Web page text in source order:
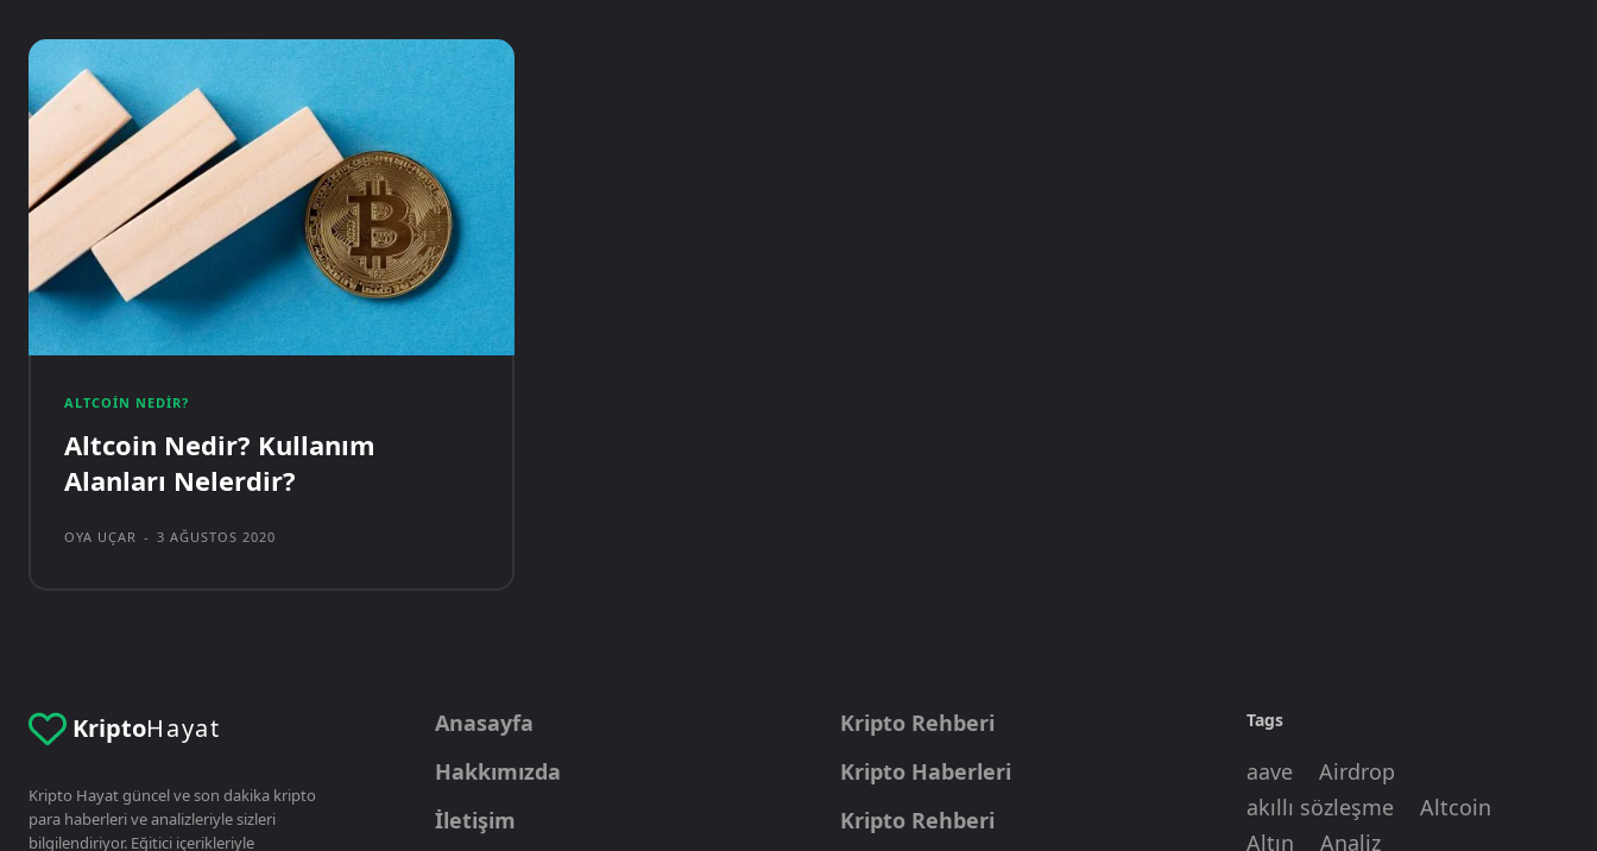
ALTCOIN NEDIR?
Altcoin Nedir? Kullanım
Alanları Nelerdir?
OYA UÇAR - 3 AĞUSTOS 2020
KriptoHayat
Kripto Hayat güncel ve son dakika kripto
para haberleri ve analizleriyle sizleri
bilgilendiriyor. Eğitici içerikleriyle
Anasayfa
Hakkımızda
İletişim
Kripto Rehberi
Kripto Haberleri
Kripto Rehberi
Tags
aave
Airdrop
akıllı sözleşme
Altcoin
Altın
Analiz